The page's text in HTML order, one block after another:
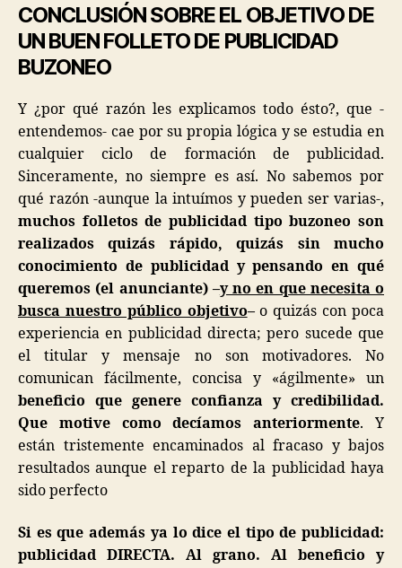
CONCLUSIÓN SOBRE EL OBJETIVO DE
UN BUEN FOLLETO DE PUBLICIDAD
BUZONEO
Y ¿por qué razón les explicamos todo ésto?, que -
entendemos- cae por su propia lógica y se estudia en
cualquier ciclo de formación de publicidad.
Sinceramente, no siempre es así. No sabemos por
qué razón -aunque la intuímos y pueden ser varias-,
muchos folletos de publicidad tipo buzoneo son
realizados quizás rápido, quizás sin mucho
conocimiento de publicidad y pensando en qué
queremos (el anunciante) –y no en que necesita o
busca nuestro público objetivo–o quizás con poca
experiencia en publicidad directa; pero sucede que
el titular y mensaje no son motivadores. No
comunican fácilmente, concisa y «ágilmente» un
beneficio que genere confianza y credibilidad.
Que motive como decíamos anteriormente. Y
están tristemente encaminados al fracaso y bajos
resultados aunque el reparto de la publicidad haya
sido perfecto
Si es que además ya lo dice el tipo de publicidad:
publicidad DIRECTA. Al grano. Al beneficio y